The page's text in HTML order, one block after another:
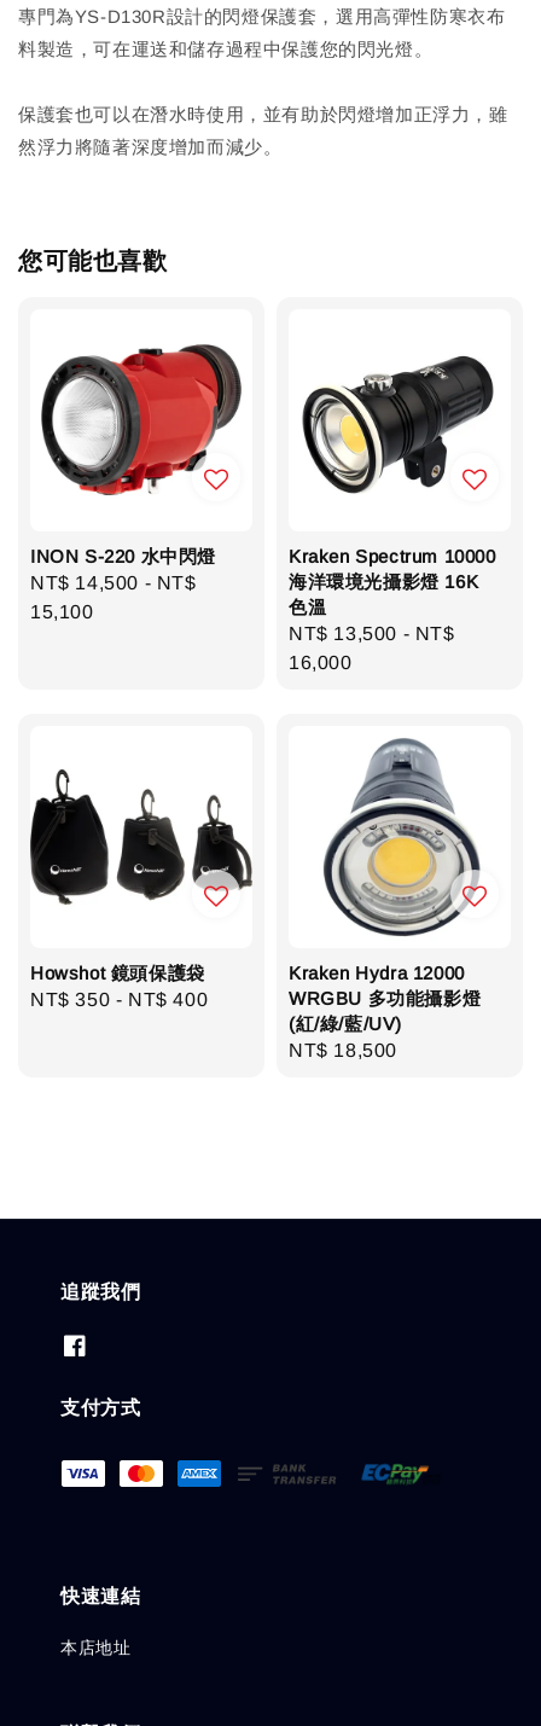
專門為YS-D130R設計的閃燈保護套，選用高彈性防寒衣布
料製造，可在運送和儲存過程中保護您的閃光燈。
保護套也可以在潛水時使用，並有助於閃燈增加正浮力，雖
然浮力將隨著深度增加而減少。
您可能也喜歡
INON S-220 水中閃燈
Regular
price
NT$ 14,500 - NT$
15,100
Kraken Spectrum 10000
海洋環境光攝影燈 16K
色溫
Regular
price
NT$ 13,500 - NT$
16,000
Howshot 鏡頭保護袋
Regular
NT$ 350 - NT$ 400
Kraken Hydra 12000
WRGBU 多功能攝影燈
(紅/綠/藍/UV)
Regular
NT$ 18,500
追蹤我們
支付方式
快速連結
本店地址